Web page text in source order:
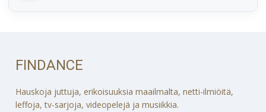
FINDANCE
Hauskoja juttuja, erikoisuuksia maailmalta, netti-ilmiöitä,
leffoja, tv-sarjoja, videopelejä ja musiikkia.